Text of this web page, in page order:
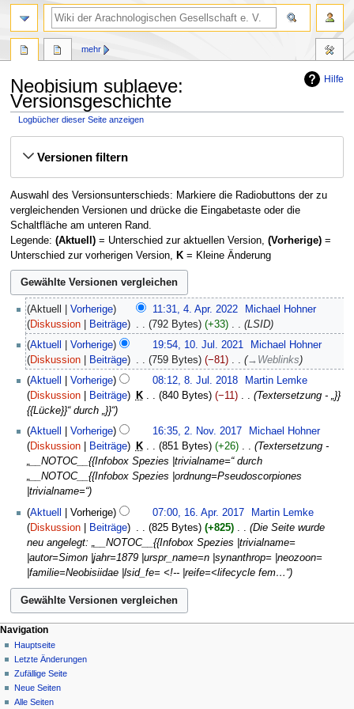
Hilfe
Neobisium sublaeve:
Versionsgeschichte
Logbücher dieser Seite anzeigen
Navigation
SucheVersionen filtern
Auswahl des Versionsunterschieds: Markiere die Radiobuttons der zu
vergleichenden Versionen und drücke die Eingabetaste oder die
Schaltfläche am unteren Rand.
Legende: (Aktuell)= Unterschied zur aktuellen Version, (Vorherige)=
Unterschied zur vorherigen Version, K= Kleine Änderung
April
2022
Aktuell Vorherige 11:31, 4. Apr. 2022
Michael Hohner
Diskussion
Beiträge 792 Bytes +33 ‎ LSID
Juli
2021
Aktuell Vorherige 19:54, 10. Jul. 2021
Michael Hohner
Diskussion
Beiträge 759 Bytes −81 ‎ → Weblinks
8.
Juli
2018
Aktuell Vorherige 08:12, 8. Jul. 2018
Martin Lemke
Diskussion
Beiträge K 840 Bytes −11 ‎
Textersetzung - „}}
{{Lücke}}“ durch „}}“
2.
November
Aktuell Vorherige 16:35, 2. Nov. 2017
Michael Hohner
Diskussion
Beiträge K 851 Bytes +26 ‎
Textersetzung -
„__NOTOC__{{Infobox Spezies |trivialname=“ durch
„__NOTOC__{{Infobox Spezies |ordnung=Pseudoscorpiones
|trivialname=“
April
2017
Aktuell Vorherige 07:00, 16. Apr. 2017
Martin Lemke
Diskussion
Beiträge 825 Bytes +825 ‎
Die Seite wurde
neu angelegt: „__NOTOC__{{Infobox Spezies |trivialname=
|autor=Simon |jahr=1879 |urspr_name=n |synanthrop= |neozoon=
|familie=Neobisiidae |lsid_fe= <!-- |reife=<lifecycle fem…“
mehr
Navigation
Hauptseite
Letzte Änderungen
Zufällige Seite
Neue Seiten
Alle Seiten